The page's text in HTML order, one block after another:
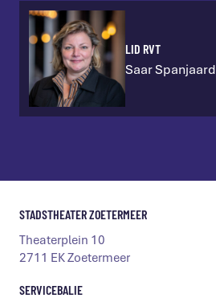
LID RVT
Saar Spanjaard
STADSTHEATER ZOETERMEER
Theaterplein 10
2711 EK Zoetermeer
SERVICEBALIE